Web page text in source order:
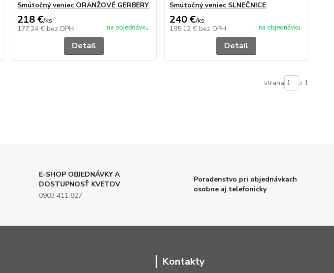
Smútočný veniec ORANŽOVÉ GERBERY
218 €/ks
177,24 € bez DPH na objednávku
Detail
Smútočný veniec SLNEČNICE
240 €/ks
195,12 € bez DPH na objednávku
Detail
strana z 1
E-SHOP OBJEDNÁVKY A
DOSTUPNOSŤ KVETOV
0903 411 827
Poradenstvo pri objednávkach
osobne aj telefonicky
Kontakty